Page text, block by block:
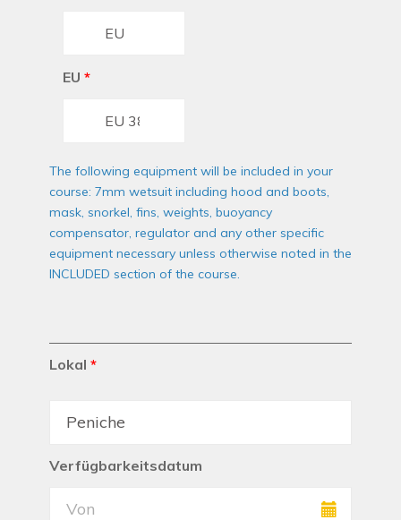
EU *
The following equipment will be included in your
course: 7mm wetsuit including hood and boots,
mask, snorkel, fins, weights, buoyancy
compensator, regulator and any other specific
equipment necessary unless otherwise noted in the
INCLUDED section of the course.
Lokal *
Verfügbarkeitsdatum